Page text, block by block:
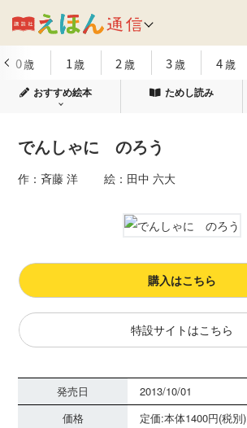
0歳 1歳 2 歳 3歳 4歳
おすすめ絵本 ためし読み
でんしゃに のろう
作：斉藤 洋 絵：田中 六大
購入はこちら
特設サイトはこちら
発売日
2013/10/01
価格
定価:本体1400円(税別)